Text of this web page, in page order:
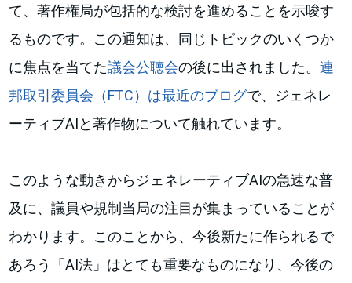
て、著作権局が包括的な検討を進めることを示唆す
るものです。この通知は、同じトピックのいくつか
に焦点を当てた議会公聴会の後に出されました。連
邦取引委員会（FTC）は最近のブログで、ジェネレ
ーティブAIと著作物について触れています。
このような動きからジェネレーティブAIの急速な普
及に、議員や規制当局の注目が集まっていることが
わかります。このことから、今後新たに作られるで
あろう「AI法」はとても重要なものになり、今後の